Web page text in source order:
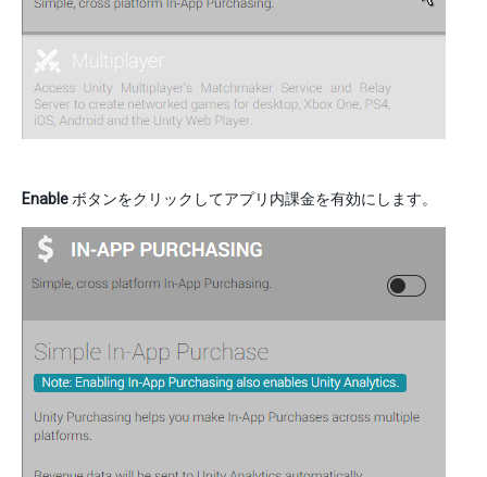
Enable ボタンをクリックしてアプリ内課金を有効にします。